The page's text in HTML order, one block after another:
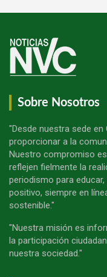
Sobre Nosotros
"Desde nuestra sede
proporcionar a la
Nuestro compromiso
reflejen fielmente la
periodismo para
positivo, siempre en
sostenible."
"Nuestra misión es
la participación
nuestra sociedad."